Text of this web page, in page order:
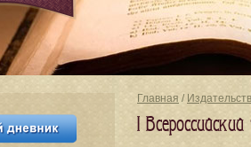
Главная /
I